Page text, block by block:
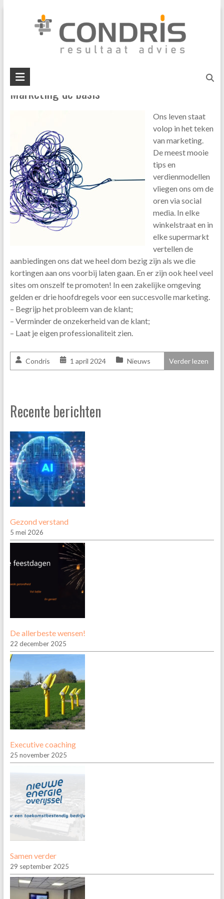
Condris
resultaat
management
mediation
professionaliteit
U bent hier: Home»professionaliteit
Marketing de basis
Ons leven staat
volop in het teken
van marketing.
De meest mooie
tips en
verdienmodellen
vliegen ons om de
oren via social
media. In elke
winkelstraat en in
elke supermarkt
vertellen de
aanbiedingen ons dat we heel dom bezig zijn als we die
kortingen aan ons voorbij laten gaan. En er zijn ook heel veel
sites om onszelf te promoten! In een zakelijke omgeving
gelden er drie hoofdregels voor een succesvolle marketing.
– Begrijp het probleem van de klant;
– Verminder de onzekerheid van de klant;
– Laat je eigen professionaliteit zien.
Condris 1 april 2024 Nieuws Verder lezen
Recente berichten
Gezond verstand
5 mei 2026
De allerbeste wensen!
22 december 2025
Executive coaching
25 november 2025
Samen verder
29 september 2025